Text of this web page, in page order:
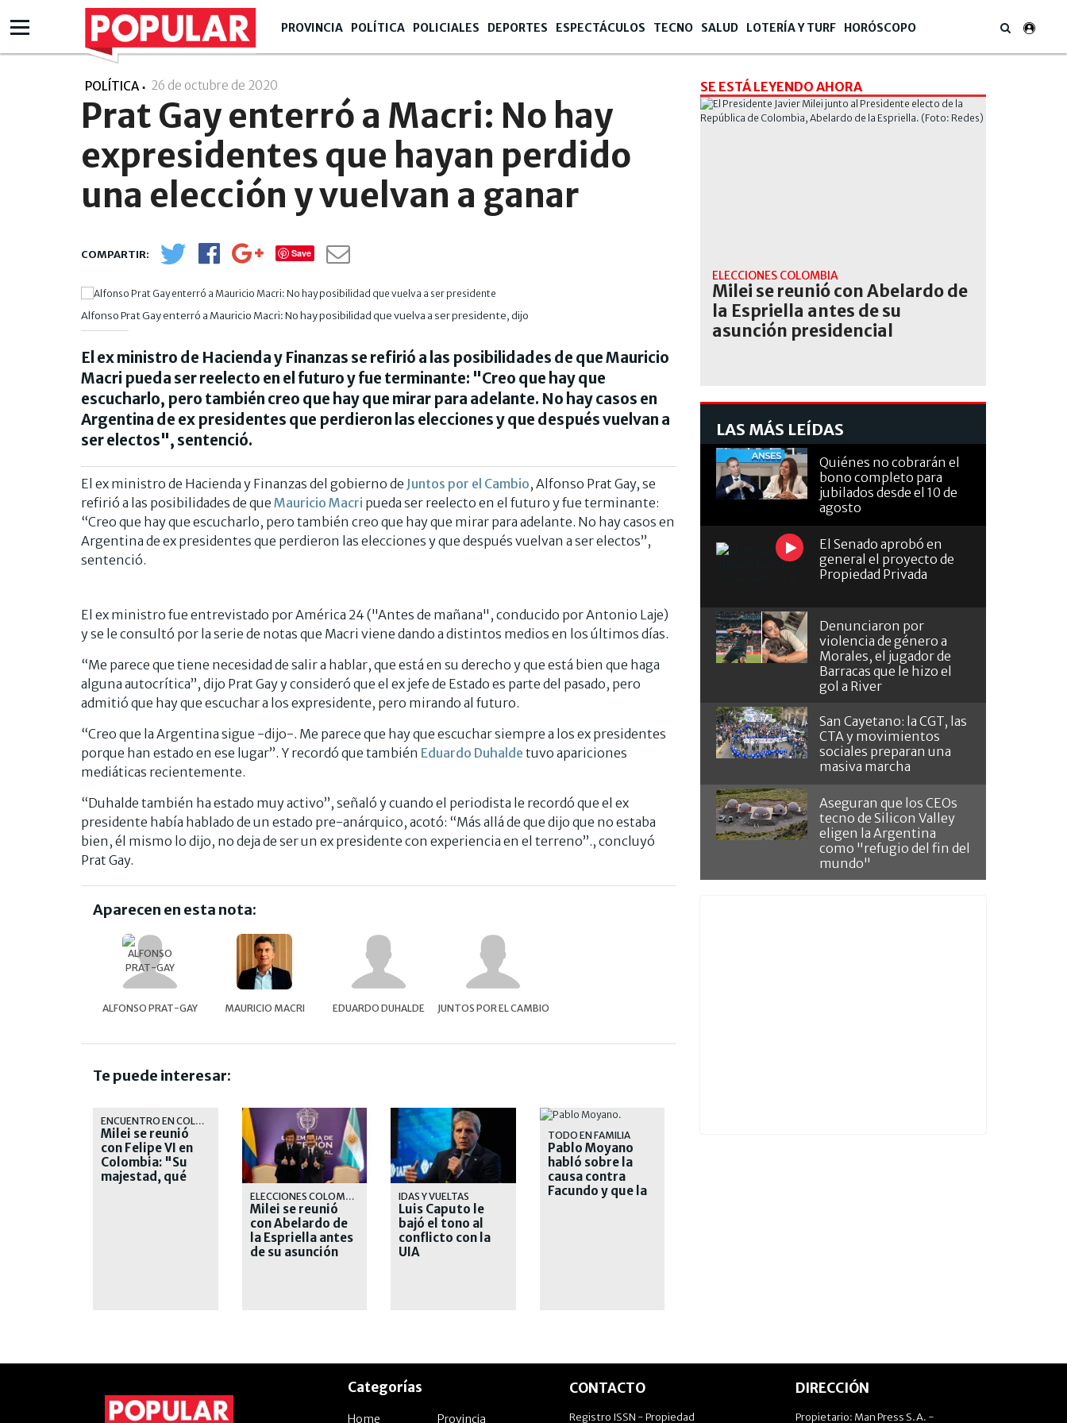
PROVINCIA POLÍTICA POLICIALES DEPORTES ESPECTÁCULOS TECNO SALUD LOTERÍA Y TURF HORÓSCOPO
POLÍTICA 26 de octubre de 2020
Prat Gay enterró a Macri: No hay
expresidentes que hayan perdido
una elección y vuelvan a ganar
Save
Alfonso Prat Gay enterró a Mauricio Macri: No hay posibilidad que vuelva a ser presidente, dijo
El ex ministro de Hacienda y Finanzas se refirió a las posibilidades de que Mauricio
Macri pueda ser reelecto en el futuro y fue terminante: "Creo que hay que
escucharlo, pero también creo que hay que mirar para adelante. No hay casos en
Argentina de ex presidentes que perdieron las elecciones y que después vuelvan a
ser electos", sentenció.
El ex ministro de Hacienda y Finanzas del gobierno de Juntos por el Cambio, Alfonso Prat Gay, se
refirió a las posibilidades de que Mauricio Macri pueda ser reelecto en el futuro y fue terminante:
“Creo que hay que escucharlo, pero también creo que hay que mirar para adelante. No hay casos en
Argentina de ex presidentes que perdieron las elecciones y que después vuelvan a ser electos”,
sentenció.
El ex ministro fue entrevistado por América 24 ("Antes de mañana", conducido por Antonio Laje)
y se le consultó por la serie de notas que Macri viene dando a distintos medios en los últimos días.
“Me parece que tiene necesidad de salir a hablar, que está en su derecho y que está bien que haga
alguna autocrítica”, dijo Prat Gay y consideró que el ex jefe de Estado es parte del pasado, pero
admitió que hay que escuchar a los expresidente, pero mirando al futuro.
“Creo que la Argentina sigue -dijo-. Me parece que hay que escuchar siempre a los ex presidentes
porque han estado en ese lugar”. Y recordó que también Eduardo Duhalde tuvo apariciones
mediáticas recientemente.
“Duhalde también ha estado muy activo”, señaló y cuando el periodista le recordó que el ex
presidente había hablado de un estado pre-anárquico, acotó: “Más allá de que dijo que no estaba
bien, él mismo lo dijo, no deja de ser un ex presidente con experiencia en el terreno”., concluyó
Prat Gay.
Aparecen en esta nota:
ALFONSO PRAT-GAY MAURICIO MACRI EDUARDO DUHALDE JUNTOS POR EL CAMBIO
Te puede interesar:
ENCUENTRO EN COLOMBIA
Milei se reunió
con Felipe VI en
Colombia: "Su
majestad, qué
ELECCIONES COLOMBIA
Milei se reunió
con Abelardo de
la Espriella antes
de su asunción
IDAS Y VUELTAS
Luis Caputo le
bajó el tono al
conflicto con la
UIA
TODO EN FAMILIA
Pablo Moyano
habló sobre la
causa contra
Facundo y que la
SE ESTÁ LEYENDO AHORA
ELECCIONES COLOMBIA
Milei se reunió con Abelardo de
la Espriella antes de su
asunción presidencial
LAS MÁS LEÍDAS
Quiénes no cobrarán el
bono completo para
jubilados desde el 10 de
agosto
El Senado aprobó en
general el proyecto de
Propiedad Privada
Denunciaron por
violencia de género a
Morales, el jugador de
Barracas que le hizo el
gol a River
San Cayetano: la CGT, las
CTA y movimientos
sociales preparan una
masiva marcha
Aseguran que los CEOs
tecno de Silicon Valley
eligen la Argentina
como "refugio del fin del
mundo"
Categorías
Home Provincia
CONTACTO
Registro ISSN - Propiedad
DIRECCIÓN
Propietario: Man Press S.A. -